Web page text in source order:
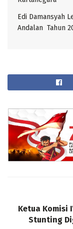
Edi Damansyah
Andalan Tahun
Ketua Komisi
Stunting